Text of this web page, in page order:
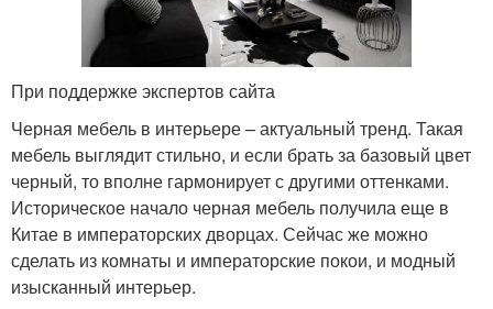
При поддержке экспертов сайта
Черная мебель в интерьере – актуальный тренд. Такая
мебель выглядит стильно, и если брать за базовый цвет
черный, то вполне гармонирует с другими оттенками.
Историческое начало черная мебель получила еще в
Китае в императорских дворцах. Сейчас же можно
сделать из комнаты и императорские покои, и модный
изысканный интерьер.